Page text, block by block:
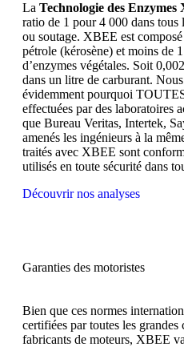
La Technologie des Enzymes
ratio de 1 pour 4 000 dans tous
ou soutage. XBEE est
pétrole (kérosène) et moins de
d’enzymes végétales. Soit
dans un litre de carburant.
évidemment pourquoi
effectuées par des laboratoires
que Bureau Veritas, Intertek,
amenés les ingénieurs à la
traités avec XBEE sont
utilisés en toute sécurité dans
Découvrir nos analyses
Garanties des motoristes
Bien que ces normes
certifiées par toutes les
fabricants de moteurs, XBEE